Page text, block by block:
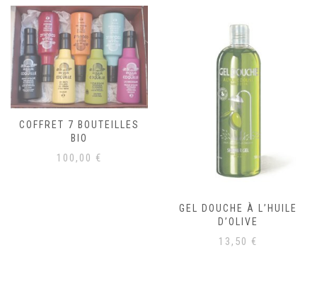
COFFRET 7 BOUTEILLES
BIO
100,00 €
GEL DOUCHE À L’HUILE
D’OLIVE
13,50 €